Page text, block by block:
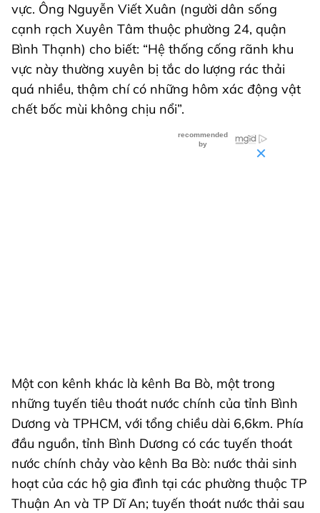
vực. Ông Nguyễn Viết Xuân (người dân sống
cạnh rạch Xuyên Tâm thuộc phường 24, quận
Bình Thạnh) cho biết: “Hệ thống cống rãnh khu
vực này thường xuyên bị tắc do lượng rác thải
quá nhiều, thậm chí có những hôm xác động vật
chết bốc mùi không chịu nổi”.
Một con kênh khác là kênh Ba Bò, một trong
những tuyến tiêu thoát nước chính của tỉnh Bình
Dương và TPHCM, với tổng chiều dài 6,6km. Phía
đầu nguồn, tỉnh Bình Dương có các tuyến thoát
nước chính chảy vào kênh Ba Bò: nước thải sinh
hoạt của các hộ gia đình tại các phường thuộc TP
Thuận An và TP Dĩ An; tuyến thoát nước thải sau